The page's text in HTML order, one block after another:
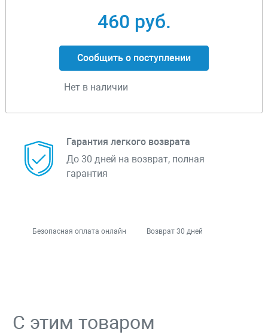
460 руб.
Сообщить о поступлении
Нет в наличии
Гарантия легкого возврата
До 30 дней на возврат, полная
гарантия
Безопасная оплата онлайн Возврат 30 дней
С этим товаром